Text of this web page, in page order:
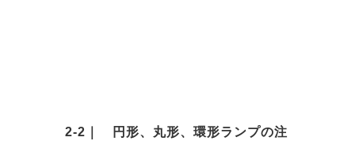
2-2｜ 円形、丸形、環形ランプの注